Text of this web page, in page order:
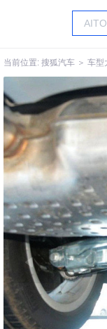
当前位置: 搜狐汽车 ＞ 车型